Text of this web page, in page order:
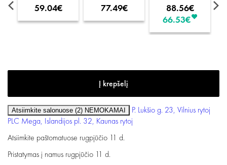
59.04€ 77.49€
88.56€
66.53€
Atsiimkite salonuose (2) NEMOKAMAI P. Lukšio g. 23, Vilnius rytoj
PLC Mega, Islandijos pl. 32, Kaunas rytoj
Atsiimkite paštomatuose rugpjūčio 11 d.
Pristatymas į namus rugpjūčio 11 d.